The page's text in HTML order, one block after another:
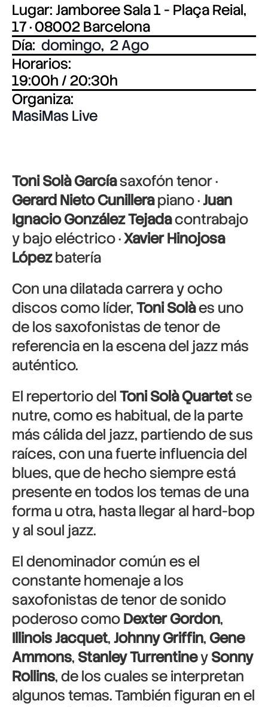
Lugar: Jamboree Sala 1 - Plaça Reial,
17 · 08002 Barcelona
Día: domingo, 2 Ago
Horarios:
19:00h / 20:30h
Organiza:
MasiMas Live
Toni Solà Garcíasaxofón tenor ·
Gerard Nieto Cunillerapiano ·Juan
Ignacio González Tejadacontrabajo
y bajo eléctrico ·Xavier Hinojosa
Lópezbatería
Con una dilatada carrera y ocho
discos como líder,Toni Solàes uno
de los saxofonistas de tenor de
referencia en la escena del jazz más
auténtico.
El repertorio delToni Solà Quartetse
nutre, como es habitual, de la parte
más cálida del jazz, partiendo de sus
raíces, con una fuerte influencia del
blues, que de hecho siempre está
presente en todos los temas de una
forma u otra, hasta llegar al hard-bop
y al soul jazz.
El denominador común es el
constante homenaje a los
saxofonistas de tenor de sonido
poderoso comoDexter Gordon,
Illinois Jacquet,Johnny Griffin,Gene
Ammons, Stanley TurrentineySonny
Rollins, de los cuales se interpretan
algunos temas. También figuran en el